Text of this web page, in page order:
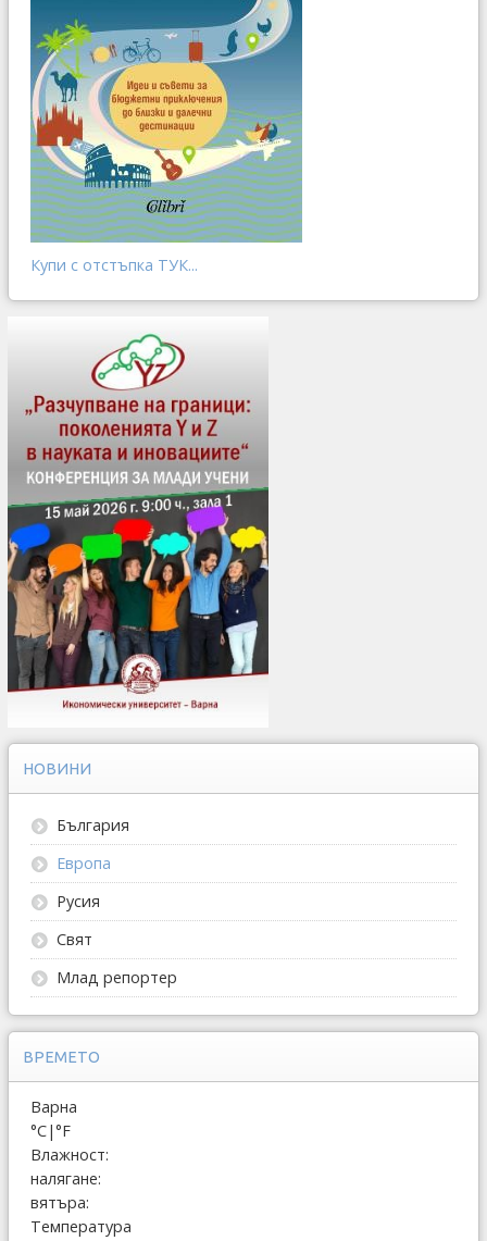
Купи с отстъпка ТУК...
НОВИНИ
България
Европа
Русия
Свят
Млад репортер
ВРЕМЕТО
Варна
°C|°F
Влажност:
налягане:
вятъра:
Температура